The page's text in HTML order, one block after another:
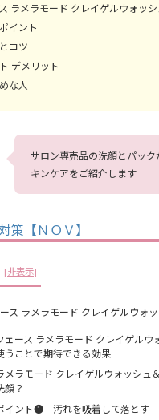
ラメラモード クレイゲルウォッ
イント
コツ
デメリット
な人
サロン専売品の洗顔とパッ
キンケアをご紹介します
策【ＮＯＶ】
[非表示]
ス ラメラモード クレイゲルウォ
ェース ラメラモード クレイゲルウ
うことで期待できる効果
メラモード クレイゲルウォッシュ
顔？
イント❶ 汚れを吸着して落とす